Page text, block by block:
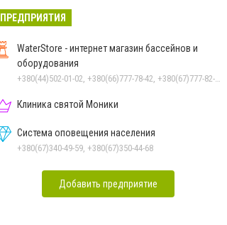
Все материалы здесь
ПРЕДПРИЯТИЯ
WaterStore - интернет магазин бассейнов и
оборудования
Клиника святой Моники
Система оповещения населения
+380(67)340-49-59, +380(67)350-44-68
Добавить предприятие